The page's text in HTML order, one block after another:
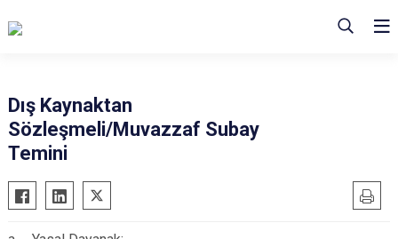
Dış Kaynaktan
Sözleşmeli/Muvazzaf Subay
Temini